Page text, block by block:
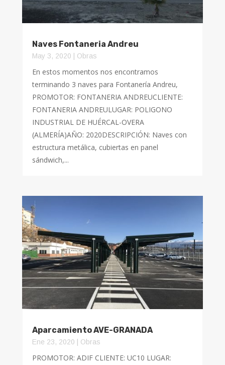
Naves Fontaneria Andreu
May 3, 2020 Obras
En estos momentos nos encontramos
terminando 3 naves para Fontanería Andreu,
PROMOTOR: FONTANERIA ANDREUCLIENTE:
FONTANERIA ANDREULUGAR: POLIGONO
INDUSTRIAL DE HUÉRCAL-OVERA
(ALMERÍA)AÑO: 2020DESCRIPCIÓN: Naves con
estructura metálica, cubiertas en panel
sándwich,...
Aparcamiento AVE-GRANADA
Ene 23, 2020 Obras
PROMOTOR: ADIF CLIENTE: UC10 LUGAR: